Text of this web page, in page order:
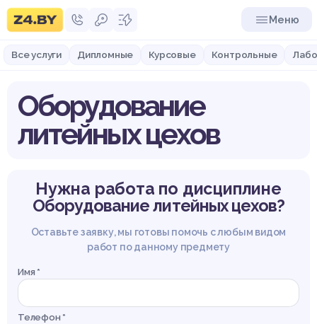
Меню
Все услуги Дипломные Курсовые Контрольные
Оборудование
литейных цехов
Нужна работа по дисциплине
Оборудование литейных цехов?
Оставьте заявку, мы готовы помочь с любым видом
работ по данному предмету
Имя *
Телефон *